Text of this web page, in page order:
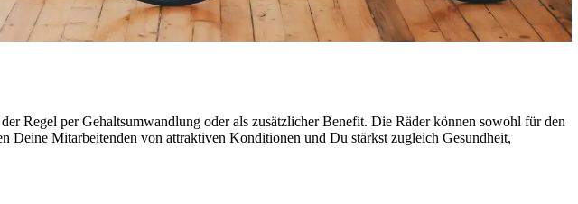
Regel per Gehaltsumwandlung oder als zusätzlicher Benefit. Die Räder können sowohl für den
Deine Mitarbeitenden von attraktiven Konditionen und Du stärkst zugleich Gesundheit,